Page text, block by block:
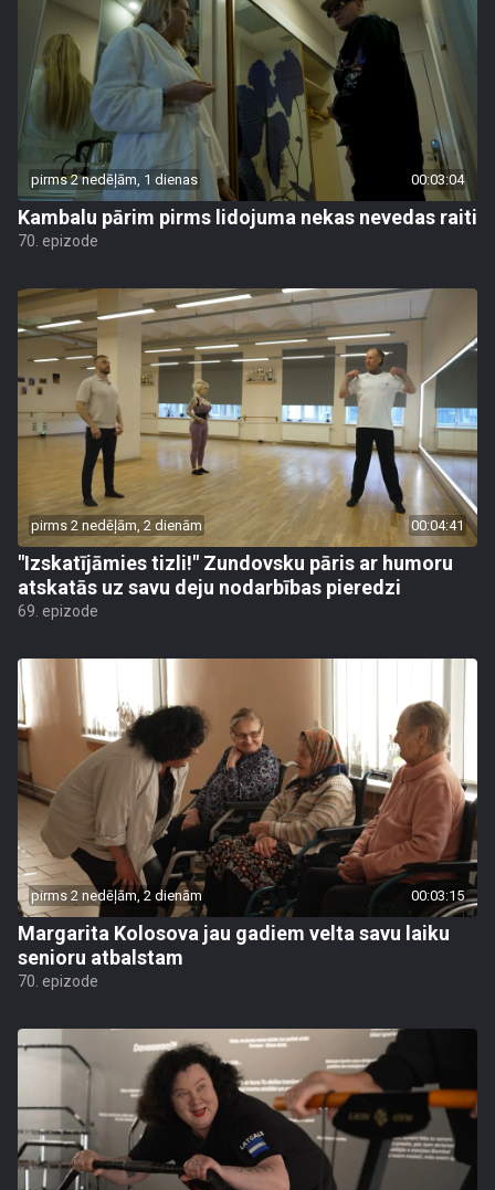
pirms 2 nedēļām, 1 dienas 00:03:04
Kambalu pārim pirms lidojuma nekas nevedas raiti
70. epizode
pirms 2 nedēļām, 2 dienām 00:04:41
"Izskatījāmies tizli!" Zundovsku pāris ar humoru
atskatās uz savu deju nodarbības pieredzi
69. epizode
pirms 2 nedēļām, 2 dienām 00:03:15
Margarita Kolosova jau gadiem velta savu laiku
senioru atbalstam
70. epizode